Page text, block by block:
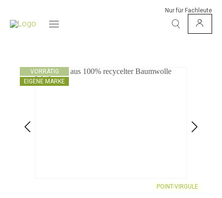
Nur für Fachleute
VORRÄTIG
EIGENE MARKE
POINT-VIRGULE